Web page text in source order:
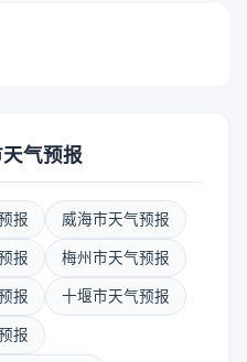
气预报
报 威海市天气预报
报 梅州市天气预报
报 十堰市天气预报
报